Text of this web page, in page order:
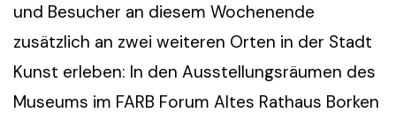
und Besucher an diesem Wochenende
zusätzlich an zwei weiteren Orten in der Stadt
Kunst erleben: In den Ausstellungsräumen des
Museums im FARB Forum Altes Rathaus Borken